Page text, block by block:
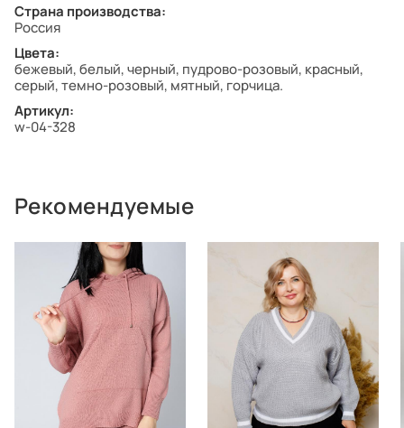
Страна производства:
Россия
Цвета:
бежевый, белый, черный, пудрово-розовый, красный,
серый, темно-розовый, мятный, горчица.
Артикул:
w-04-328
Рекомендуемые